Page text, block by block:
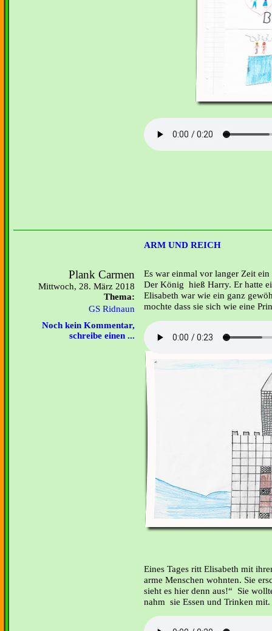
ARM UND REICH
Plank Carmen
Mittwoch, 28. März 2018
Thema:
GS Ridnaun
Noch kein Kommentar,
schreibe einen ...
Es war einmal vor langer Zeit
Der König hieß Harry. Er hatte
Elisabeth war wie ein ganz
mochte dass sie sich wie eine
Eines Tages ritt Elisabeth mit
arme Menschen wohnten. Sie
sieht es hier denn aus!“ Sie
nahm sie Essen und Trinken